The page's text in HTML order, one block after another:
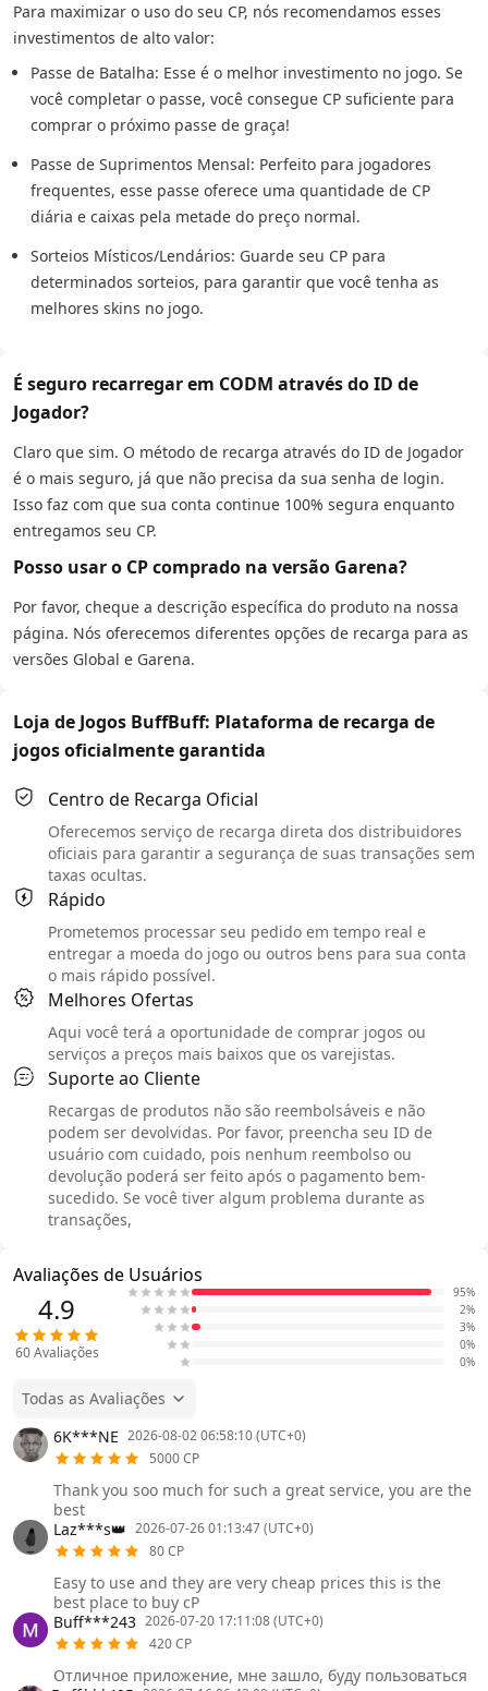
Para maximizar o uso do seu CP, nós recomendamos esses
investimentos de alto valor:
Passe de Batalha: Esse é o melhor investimento no jogo. Se
você completar o passe, você consegue CP suficiente para
comprar o próximo passe de graça!
Passe de Suprimentos Mensal: Perfeito para jogadores
frequentes, esse passe oferece uma quantidade de CP
diária e caixas pela metade do preço normal.
Sorteios Místicos/Lendários: Guarde seu CP para
determinados sorteios, para garantir que você tenha as
melhores skins no jogo.
É seguro recarregar em CODM através do ID de
Jogador?
Claro que sim. O método de recarga através do ID de Jogador
é o mais seguro, já que não precisa da sua senha de login.
Isso faz com que sua conta continue 100% segura enquanto
entregamos seu CP.
Posso usar o CP comprado na versão Garena?
Por favor, cheque a descrição específica do produto na nossa
página. Nós oferecemos diferentes opções de recarga para as
versões Global e Garena.
Loja de Jogos BuffBuff: Plataforma de recarga de
jogos oficialmente garantida
Centro de Recarga Oficial
Oferecemos serviço de recarga direta dos distribuidores
oficiais para garantir a segurança de suas transações sem
taxas ocultas.
Rápido
Prometemos processar seu pedido em tempo real e
entregar a moeda do jogo ou outros bens para sua conta
o mais rápido possível.
Melhores Ofertas
Aqui você terá a oportunidade de comprar jogos ou
serviços a preços mais baixos que os varejistas.
Suporte ao Cliente
Recargas de produtos não são reembolsáveis e não
podem ser devolvidas. Por favor, preencha seu ID de
usuário com cuidado, pois nenhum reembolso ou
devolução poderá ser feito após o pagamento bem-
sucedido. Se você tiver algum problema durante as
transações,
Avaliações de Usuários
4.9
60Avaliações
95%
2%
3%
0%
0%
Todas as Avaliações
6K***NE 2026-08-02 06:58:10 (UTC+0)
5000 CP
Thank you soo much for such a great service, you are the
best
Laz***s👑 2026-07-26 01:13:47 (UTC+0)
80 CP
Easy to use and they are very cheap prices this is the
best place to buy cP
Buff***243 2026-07-20 17:11:08 (UTC+0)
420 CP
Отличное приложение, мне зашло, буду пользоваться